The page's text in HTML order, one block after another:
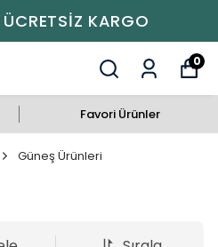
KARGO
0
Favori Ürünler
Güneş Ürünleri